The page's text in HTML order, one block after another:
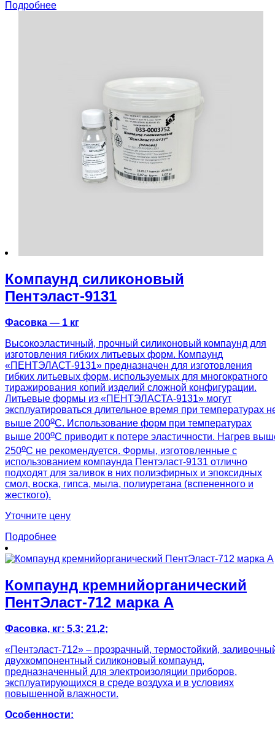
Подробнее
Компаунд силиконовый
Пентэласт-9131
Фасовка — 1 кг
Высокоэластичный, прочный силиконовый компаунд для
изготовления гибких литьевых форм. Компаунд
«ПЕНТЭЛАСТ-9131» предназначен для изготовления
гибких литьевых форм, используемых для многократного
тиражирования копий изделий сложной конфигурации.
Литьевые формы из «ПЕНТЭЛАСТА-9131» могут
эксплуатироваться длительное время при температурах
выше 200оС. Использование форм при температурах
выше 200оС приводит к потере эластичности. Нагрев
250оС не рекомендуется. Формы, изготовленные с
использованием компаунда Пентэласт-9131 отлично
подходят для заливок в них полиэфирных и эпоксидных
смол, воска, гипса, мыла, полиуретана (вспененного и
жесткого).
Уточните цену
Подробнее
Компаунд кремнийорганический
ПентЭласт-712 марка А
Фасовка, кг: 5,3; 21,2;
«Пентэласт-712» – прозрачный, термостойкий,
двухкомпонентный силиконовый компаунд,
предназначенный для электроизоляции приборов,
эксплуатирующихся в среде воздуха и в условиях
повышенной влажности.
Особенности: